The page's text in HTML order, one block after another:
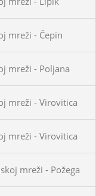
mreži - Čepin
mreži - Poljana
mreži - Virovitica
mreži - Virovitica
mreži - Požega